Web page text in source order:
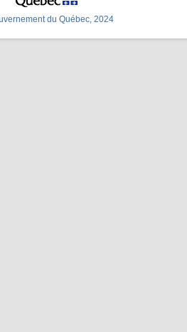
du Québec, 2024